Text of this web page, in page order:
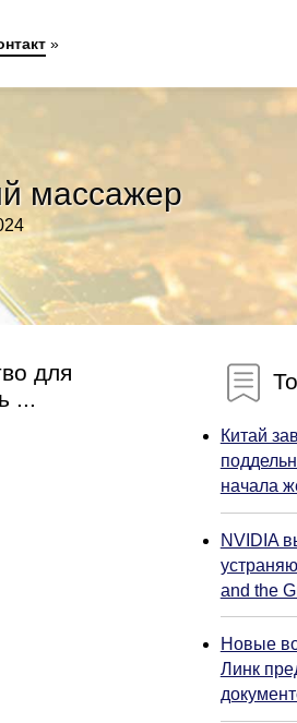
массажер
для
...
Китай
начала
NVIDIA
and the
Новые
Линк
»